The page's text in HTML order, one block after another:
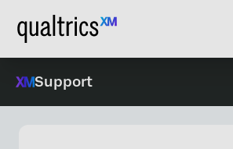
Support